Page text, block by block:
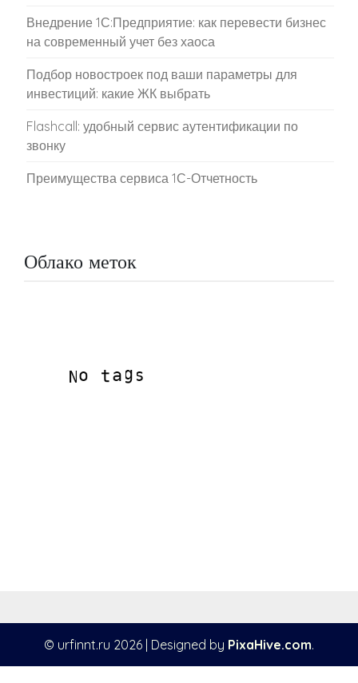
Внедрение 1С:Предприятие: как перевести бизнес
на современный учет без хаоса
Подбор новостроек под ваши параметры для
инвестиций: какие ЖК выбрать
Flashcall: удобный сервис аутентификации по
звонку
Преимущества сервиса 1С-Отчетность
Облако меток
© urfinnt.ru 2026 | Designed by PixaHive.com.